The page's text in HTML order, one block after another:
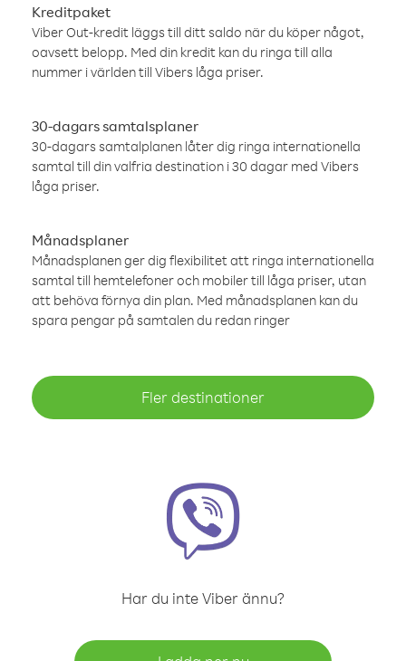
Kreditpaket
Viber Out-kredit läggs till ditt saldo när du köper något,
oavsett belopp. Med din kredit kan du ringa till alla
nummer i världen till Vibers låga priser.
30-dagars samtalsplaner
30-dagars samtalplanen låter dig ringa internationella
samtal till din valfria destination i 30 dagar med Vibers
låga priser.
Månadsplaner
Månadsplanen ger dig flexibilitet att ringa internationella
samtal till hemtelefoner och mobiler till låga priser, utan
att behöva förnya din plan. Med månadsplanen kan du
spara pengar på samtalen du redan ringer
Fler destinationer
Har du inte Viber ännu?